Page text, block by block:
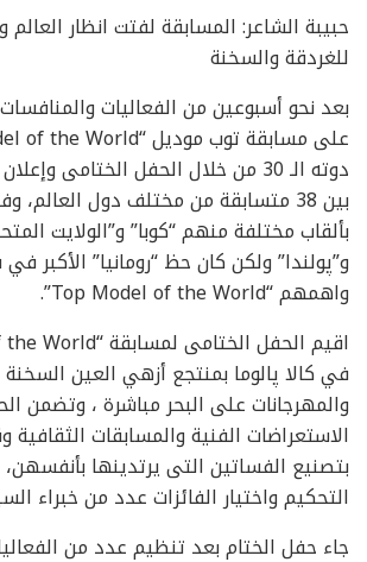
حبيبة الشاعر: المسابقة لفتت انظار
للغردقة والسخنة
بعد نحو أسبوعين من الفعاليات
دوته الـ 30 من خلال الحفل الختامى
بين 38 متسابقة من مختلف دول العالم،
بألقاب مختلفة منهم “كوبا” و”الولايت
و”پولندا” ولكن كان حظ “رومانيا” الأكبر
واهمهم “Top Model of the World”.
في كالا پالوما بمنتجع أزهي العين
والمهرجانات على البحر مباشرة ، وتضمن
الاستعراضات الفنية والمسابقات الثقافية
بتصنيع الفساتين التى يرتدينها
التحكيم واختيار الفائزات عدد من خبراء
جاء حفل الختام بعد تنظيم عدد من